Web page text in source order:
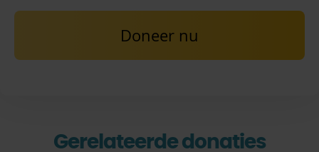
Doneer nu
Gerelateerde donaties